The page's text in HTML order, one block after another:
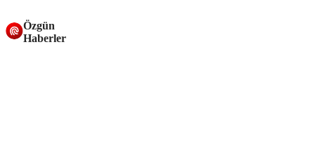
Özgün
Haberler